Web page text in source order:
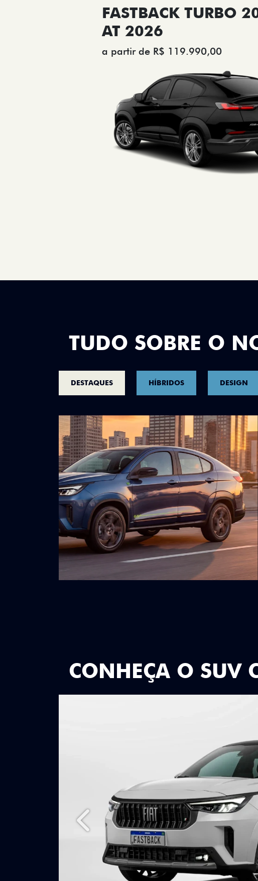
FASTBACK TURBO
AT 2026
a partir de R$ 119.990,00
TUDO SOBRE O
DESTAQUES HÍBRIDOS DESIGN
CONHEÇA O SUV
Anterior